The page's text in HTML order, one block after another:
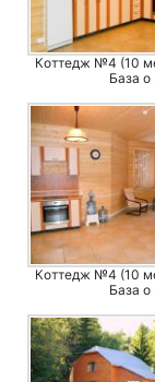
Коттедж №4 (10
База о
Коттедж №4 (10
База о